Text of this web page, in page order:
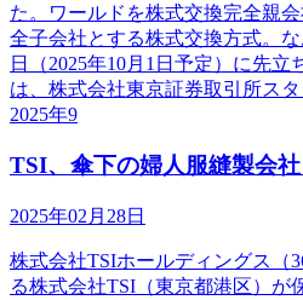
た。ワールドを株式交換完全親
全子会社とする株式交換方式。
日（2025年10月1日予定）に先
は、株式会社東京証券取引所ス
2025年9
TSI、傘下の婦人服縫製会
2025年02月28日
株式会社TSIホールディングス（
る株式会社TSI（東京都港区）が